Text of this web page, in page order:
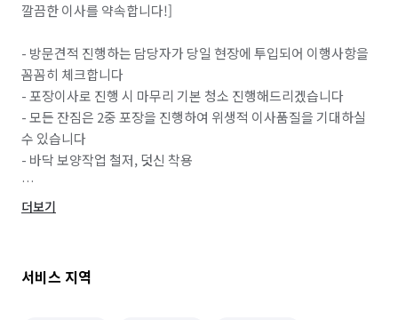
깔끔한 이사를 약속합니다!]
- 방문견적 진행하는 담당자가 당일 현장에 투입되어 이행사항을
꼼꼼히 체크합니다
- 포장이사로 진행 시 마무리 기본 청소 진행해드리겠습니다
- 모든 잔짐은 2중 포장을 진행하여 위생적 이사품질을 기대하실
수 있습니다
- 바닥 보양작업 철저, 덧신 착용
🚫 사전에 협의하지 않은 당일 추가요금 없음
🧱 바닥보호를 위해 보강 자재 사용
📦 파손 방지를 위한 이중 포장 제공
더보기
서비스 지역